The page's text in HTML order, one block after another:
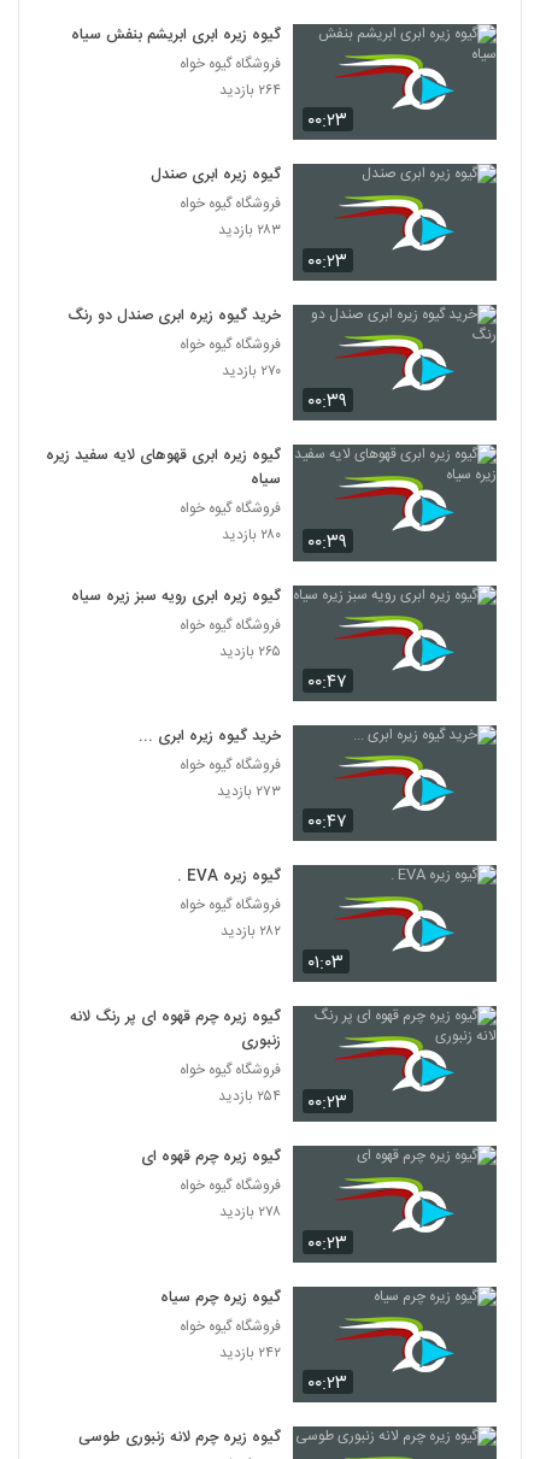
۰۰:۲۳
گیوه زیره ابری ابریشم بنفش سیاه
فروشگاه گیوه خواه
۲۶۴ بازدید
۰۰:۲۳
گیوه زیره ابری صندل
فروشگاه گیوه خواه
۲۸۳ بازدید
۰۰:۳۹
خرید گیوه زیره ابری صندل دو رنگ
فروشگاه گیوه خواه
۲۷۰ بازدید
۰۰:۳۹
گیوه زیره ابری قهوهای لایه سفید زیره
سیاه
فروشگاه گیوه خواه
۲۸۰ بازدید
۰۰:۴۷
گیوه زیره ابری رویه سبز زیره سیاه
فروشگاه گیوه خواه
۲۶۵ بازدید
۰۰:۴۷
خرید گیوه زیره ابری ...
فروشگاه گیوه خواه
۲۷۳ بازدید
۰۱:۰۳
گیوه زیره EVA .
فروشگاه گیوه خواه
۲۸۲ بازدید
۰۰:۲۳
گیوه زیره چرم قهوه ای پر رنگ لانه
زنبوری
فروشگاه گیوه خواه
۲۵۴ بازدید
۰۰:۲۳
گیوه زیره چرم قهوه ای
فروشگاه گیوه خواه
۲۷۸ بازدید
۰۰:۲۳
گیوه زیره چرم سیاه
فروشگاه گیوه خواه
۲۴۲ بازدید
گیوه زیره چرم لانه زنبوری طوسی